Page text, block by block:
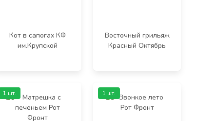
Кот в сапогах КФ
им.Крупской
Восточный грильяж
Красный Октябрь
1 шт. 1 шт.